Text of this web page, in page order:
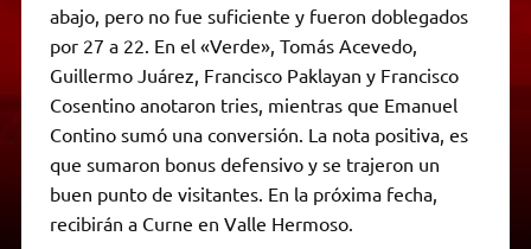
abajo, pero no fue suficiente y fueron doblegados
por 27 a 22. En el «Verde», Tomás Acevedo,
Guillermo Juárez, Francisco Paklayan y Francisco
Cosentino anotaron tries, mientras que Emanuel
Contino sumó una conversión. La nota positiva, es
que sumaron bonus defensivo y se trajeron un
buen punto de visitantes. En la próxima fecha,
recibirán a Curne en Valle Hermoso.